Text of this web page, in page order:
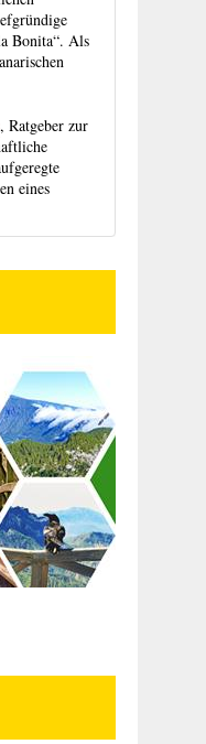
Bonita“. Als
, Ratgeber zur
eines